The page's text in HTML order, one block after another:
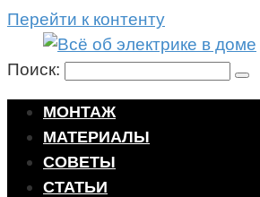
Перейти к контенту
Поиск:
МОНТАЖ
МАТЕРИАЛЫ
СОВЕТЫ
СТАТЬИ